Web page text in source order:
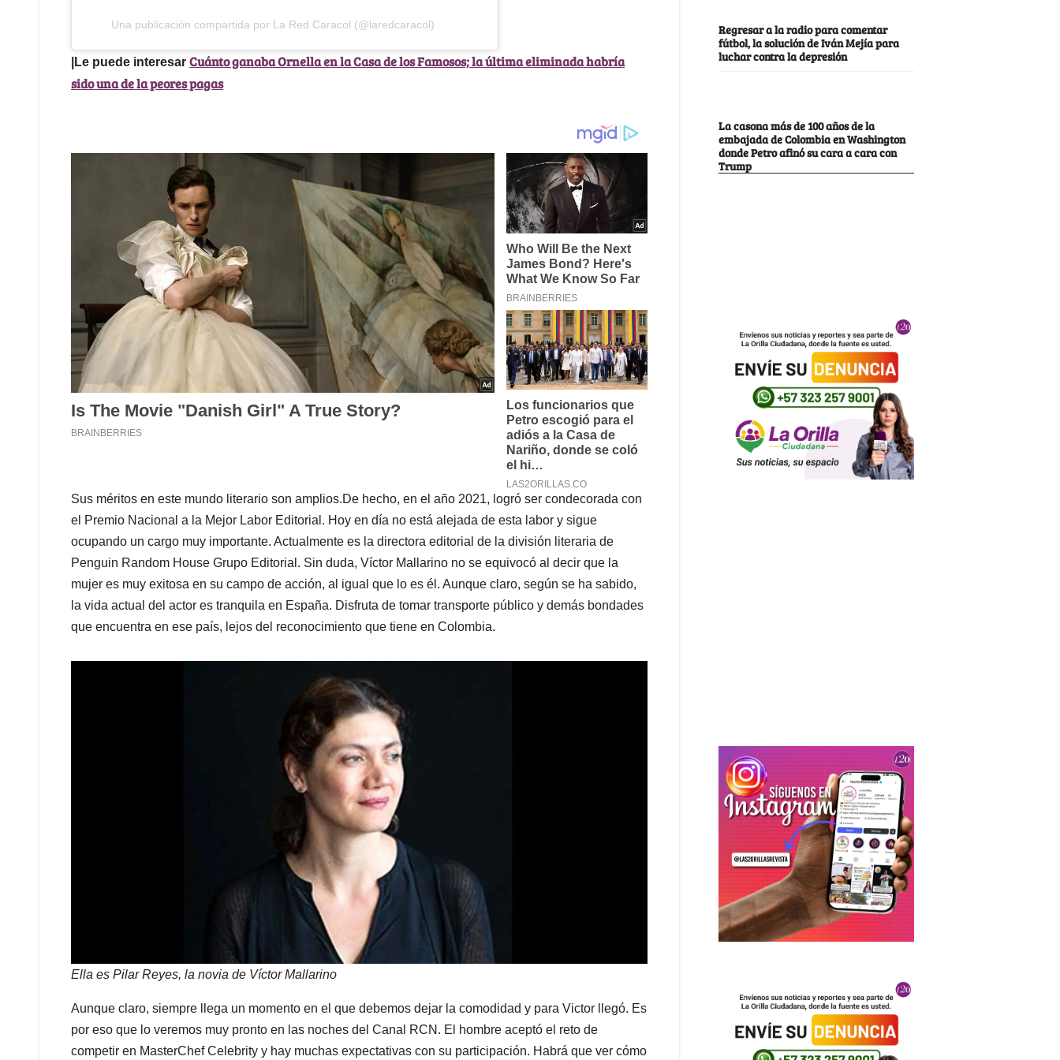
Una publicación compartida por La Red Caracol (@laredcaracol)
|Le puede interesar Cuánto ganaba Ornella en la Casa de los Famosos; la última eliminada habría
sido una de la peores pagas
Sus méritos en este mundo literario son amplios.De hecho, en el año 2021, logró ser condecorada con
el Premio Nacional a la Mejor Labor Editorial. Hoy en día no está alejada de esta labor y sigue
ocupando un cargo muy importante. Actualmente es la directora editorial de la división literaria de
Penguin Random House Grupo Editorial. Sin duda, Víctor Mallarino no se equivocó al decir que la
mujer es muy exitosa en su campo de acción, al igual que lo es él. Aunque claro, según se ha sabido,
la vida actual del actor es tranquila en España. Disfruta de tomar transporte público y demás bondades
que encuentra en ese país, lejos del reconocimiento que tiene en Colombia.
Ella es Pilar Reyes, la novia de Víctor Mallarino
Aunque claro, siempre llega un momento en el que debemos dejar la comodidad y para Victor llegó. Es
por eso que lo veremos muy pronto en las noches del Canal RCN. El hombre aceptó el reto de
competir en MasterChef Celebrity y hay muchas expectativas con su participación. Habrá que ver cómo
Regresar a la radio para comentar
fútbol, la solución de Iván Mejía para
luchar contra la depresión
La casona más de 100 años de la
embajada de Colombia en Washington
donde Petro afinó su cara a cara con
Trump